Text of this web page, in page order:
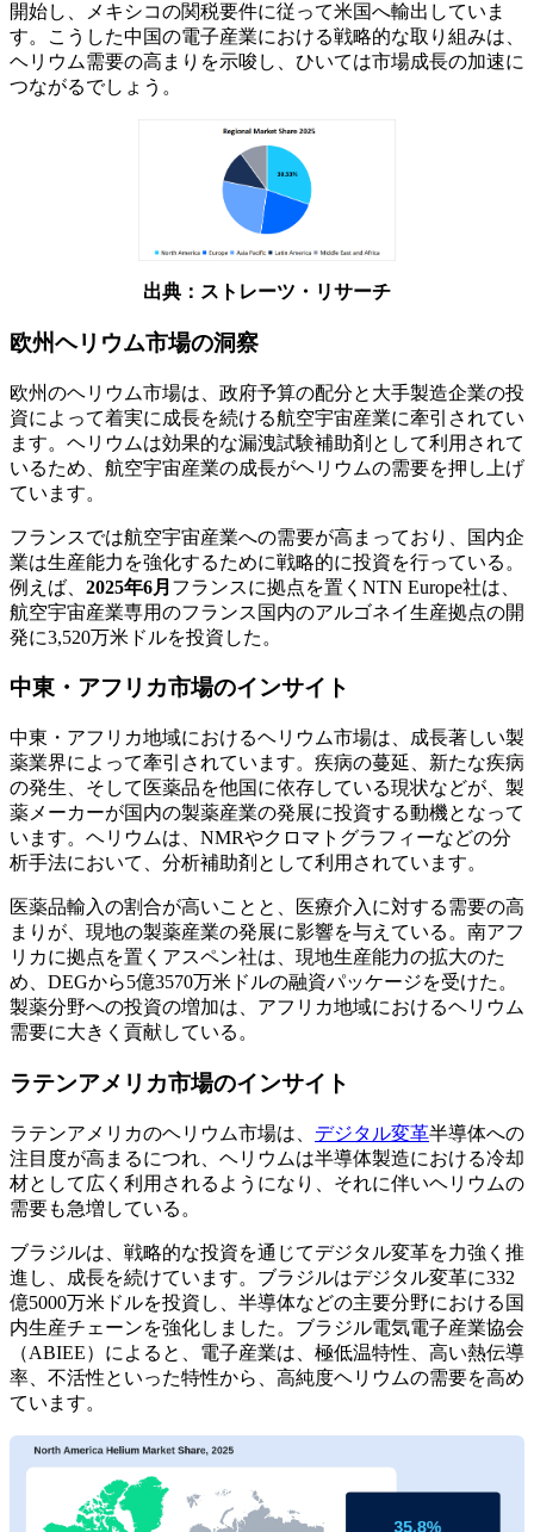
開始し、メキシコの関税要件に従って米国へ輸出していま
す。こうした中国の電子産業における戦略的な取り組みは、
ヘリウム需要の高まりを示唆し、ひいては市場成長の加速に
つながるでしょう。
出典：ストレーツ・リサーチ
欧州ヘリウム市場の洞察
欧州のヘリウム市場は、政府予算の配分と大手製造企業の投
資によって着実に成長を続ける航空宇宙産業に牽引されてい
ます。ヘリウムは効果的な漏洩試験補助剤として利用されて
いるため、航空宇宙産業の成長がヘリウムの需要を押し上げ
ています。
フランスでは航空宇宙産業への需要が高まっており、国内企
業は生産能力を強化するために戦略的に投資を行っている。
例えば、 2025年6月 フランスに拠点を置くNTN Europe社は、
航空宇宙産業専用のフランス国内のアルゴネイ生産拠点の開
発に3,520万米ドルを投資した。
中東・アフリカ市場のインサイト
中東・アフリカ地域におけるヘリウム市場は、成長著しい製
薬業界によって牽引されています。疾病の蔓延、新たな疾病
の発生、そして医薬品を他国に依存している現状などが、製
薬メーカーが国内の製薬産業の発展に投資する動機となって
います。ヘリウムは、NMRやクロマトグラフィーなどの分
析手法において、分析補助剤として利用されています。
医薬品輸入の割合が高いことと、医療介入に対する需要の高
まりが、現地の製薬産業の発展に影響を与えている。南アフ
リカに拠点を置くアスペン社は、現地生産能力の拡大のた
め、DEGから5億3570万米ドルの融資パッケージを受けた。
製薬分野への投資の増加は、アフリカ地域におけるヘリウム
需要に大きく貢献している。
ラテンアメリカ市場のインサイト
ラテンアメリカのヘリウム市場は、 デジタル変革半導体への
注目度が高まるにつれ、ヘリウムは半導体製造における冷却
材として広く利用されるようになり、それに伴いヘリウムの
需要も急増している。
ブラジルは、戦略的な投資を通じてデジタル変革を力強く推
進し、成長を続けています。ブラジルはデジタル変革に332
億5000万米ドルを投資し、半導体などの主要分野における国
内生産チェーンを強化しました。ブラジル電気電子産業協会
（ABIEE）によると、電子産業は、極低温特性、高い熱伝導
率、不活性といった特性から、高純度ヘリウムの需要を高め
ています。